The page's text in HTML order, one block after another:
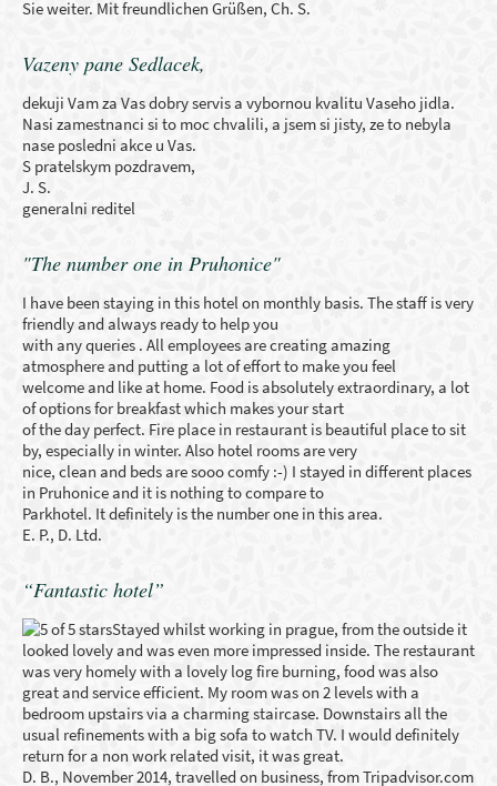
Sie weiter. Mit freundlichen Grüßen, Ch. S.
Vazeny pane Sedlacek,
dekuji Vam za Vas dobry servis a vybornou kvalitu Vaseho jidla.
Nasi zamestnanci si to moc chvalili, a jsem si jisty, ze to nebyla
nase posledni akce u Vas.
S pratelskym pozdravem,
J. S.
generalni reditel
"The number one in Pruhonice"
I have been staying in this hotel on monthly basis. The staff is very
friendly and always ready to help you
with any queries . All employees are creating amazing
atmosphere and putting a lot of effort to make you feel
welcome and like at home. Food is absolutely extraordinary, a lot
of options for breakfast which makes your start
of the day perfect. Fire place in restaurant is beautiful place to sit
by, especially in winter. Also hotel rooms are very
nice, clean and beds are sooo comfy :-) I stayed in different places
in Pruhonice and it is nothing to compare to
Parkhotel. It definitely is the number one in this area.
E. P., D. Ltd.
“Fantastic hotel”
Stayed whilst working in prague, from the outside it
looked lovely and was even more impressed inside. The restaurant
was very homely with a lovely log fire burning, food was also
great and service efficient. My room was on 2 levels with a
bedroom upstairs via a charming staircase. Downstairs all the
usual refinements with a big sofa to watch TV. I would definitely
return for a non work related visit, it was great.
D. B., November 2014, travelled on business, from Tripadvisor.com